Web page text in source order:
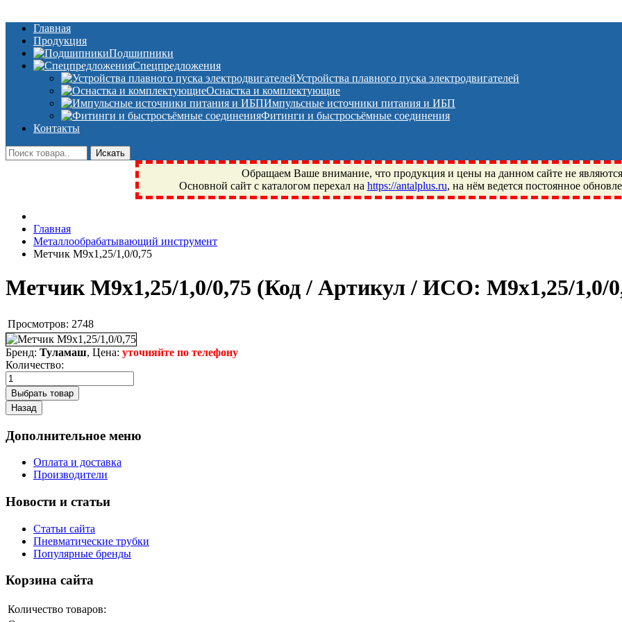
Главная
Продукция
Подшипники
Спецпредложения
Устройства плавного пуска электродвигателей
Оснастка и комплектующие
Импульсные источники питания и ИБП
Фитинги и быстросъёмные соединения
Контакты
Обращаем Ваше внимание, что продукция и цены на данном сайте не
Основной сайт с каталогом перехал на https://antalplus.ru, на нём ведется постоянное
Фрязино, Антал+, плюс, Свердловский, Загорянский, Юбилейный, Щелково, Москва, Пушкино, Королёв, Балашиха,
техника, сварочные аппараты, NIS, NSK, JED, KPT, NXZ, ГПЗ, Neutral, WHX, ZWZ, CRAFT, СПЗ-4, NECTECH, KG,
NTN, SKF, купить, заказать
Главная
Металлообрабатывающий инструмент
Метчик М9х1,25/1,0/0,75
Метчик М9х1,25/1,0/0,75 (Код / Артикул / ИСО: М9х1,25/1,0/
Просмотров: 2748
Бренд: Туламаш, Цена: уточняйте по телефону
Количество:
Дополнительное меню
Оплата и доставка
Производители
Новости и статьи
Статьи сайта
Пневматические трубки
Популярные бренды
Корзина сайта
Количество товаров: